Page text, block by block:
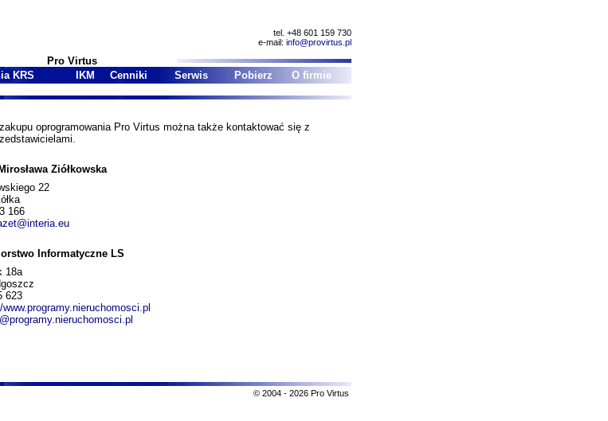
tel. +48 601 159 730
e-mail: info@provirtus.pl
Pro Virtus
KRS IKM Cenniki Serwis Pobierz O firmie
oprogramowania Pro Virtus można także kontaktować się z
Ziółkowska
22
166
Informatyczne LS
18a
623
© 2004 - 2026 Pro Virtus